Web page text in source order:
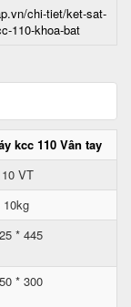
chi-tiet/ket-sat-
110-khoa-bat
kcc 110 Vân tay
VT
* 445
* 300